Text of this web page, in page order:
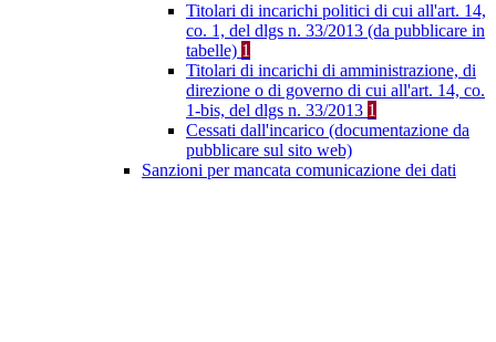
Titolari di incarichi politici di cui all'art. 14,
co. 1, del dlgs n. 33/2013 (da pubblicare in
tabelle) 1
Titolari di incarichi di amministrazione, di
direzione o di governo di cui all'art. 14, co.
1-bis, del dlgs n. 33/2013 1
Cessati dall'incarico (documentazione da
pubblicare sul sito web)
Sanzioni per mancata comunicazione dei dati